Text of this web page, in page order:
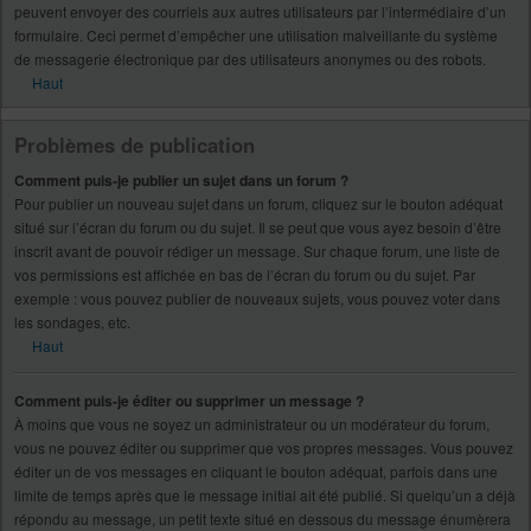
peuvent envoyer des courriels aux autres utilisateurs par l’intermédiaire d’un
formulaire. Ceci permet d’empêcher une utilisation malveillante du système
de messagerie électronique par des utilisateurs anonymes ou des robots.
Haut
Problèmes de publication
Comment puis-je publier un sujet dans un forum ?
Pour publier un nouveau sujet dans un forum, cliquez sur le bouton adéquat
situé sur l’écran du forum ou du sujet. Il se peut que vous ayez besoin d’être
inscrit avant de pouvoir rédiger un message. Sur chaque forum, une liste de
vos permissions est affichée en bas de l’écran du forum ou du sujet. Par
exemple : vous pouvez publier de nouveaux sujets, vous pouvez voter dans
les sondages, etc.
Haut
Comment puis-je éditer ou supprimer un message ?
À moins que vous ne soyez un administrateur ou un modérateur du forum,
vous ne pouvez éditer ou supprimer que vos propres messages. Vous pouvez
éditer un de vos messages en cliquant le bouton adéquat, parfois dans une
limite de temps après que le message initial ait été publié. Si quelqu’un a déjà
répondu au message, un petit texte situé en dessous du message énumèrera